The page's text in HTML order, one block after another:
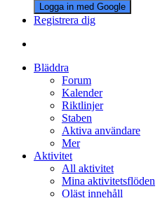
Logga in med Google
Registrera dig
Bläddra
Forum
Kalender
Riktlinjer
Staben
Aktiva användare
Mer
Aktivitet
All aktivitet
Mina aktivitetsflöden
Oläst innehåll